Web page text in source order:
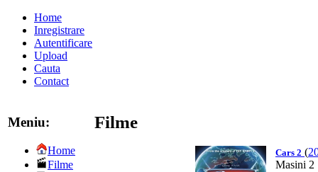
Home
Inregistrare
Autentificare
Upload
Cauta
Contact
Meniu:
Home
Filme
Filme
Cars 2 (
Masini 2